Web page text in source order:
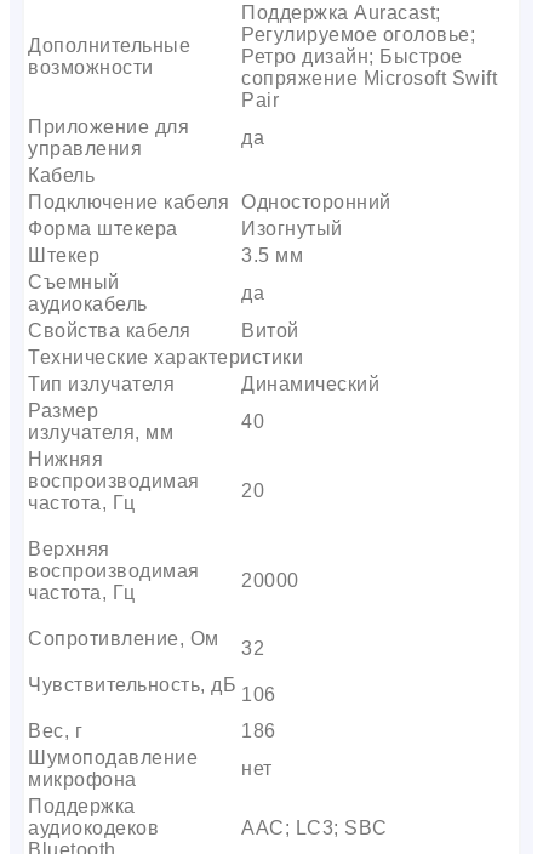
Дополнительные
возможности
Поддержка Auracast;
Регулируемое оголовье;
Ретро дизайн; Быстрое
сопряжение Microsoft Swift
Pair
Приложение для
управления
да
Кабель
Подключение кабеля
Односторонний
Форма штекера
Изогнутый
Штекер
3.5 мм
Съемный
аудиокабель
да
Свойства кабеля
Витой
Технические характеристики
Тип излучателя
Динамический
Размер
излучателя, мм
40
Нижняя
воспроизводимая
частота, Гц
20
Верхняя
воспроизводимая
частота, Гц
20000
Сопротивление, Ом
32
Чувствительность, дБ 106
Вес, г
186
Шумоподавление
микрофона
нет
Поддержка
аудиокодеков
Bluetooth
AAC; LC3; SBC